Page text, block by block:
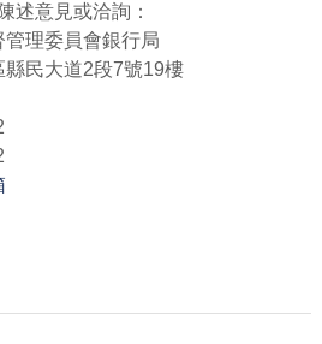
述意見或洽詢：
理委員會銀行局
民大道2段7號19樓